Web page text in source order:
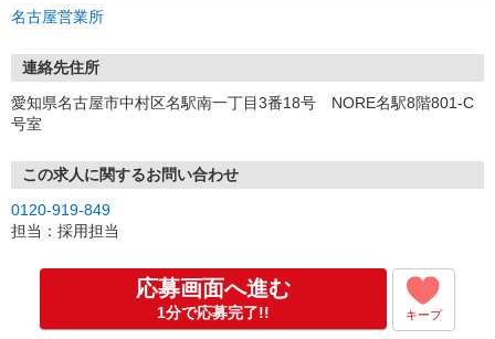
①応募から3営業日を目安に、メールorお電話でご連絡します。
★スマホでWEB面接（LINEなど）・出張面接・事務所面接と選べま
す
③面接実施（履歴書不要）
④勤務開始（スタート日は応相談）
お気軽にご応募ください♪
名古屋営業所
連絡先住所
愛知県名古屋市中村区名駅南一丁目3番18号 NORE名駅8階801-C
号室
この求人に関するお問い合わせ
0120-919-849
担当：採用担当
応募画面へ進む
1分で応募完了!! キープ